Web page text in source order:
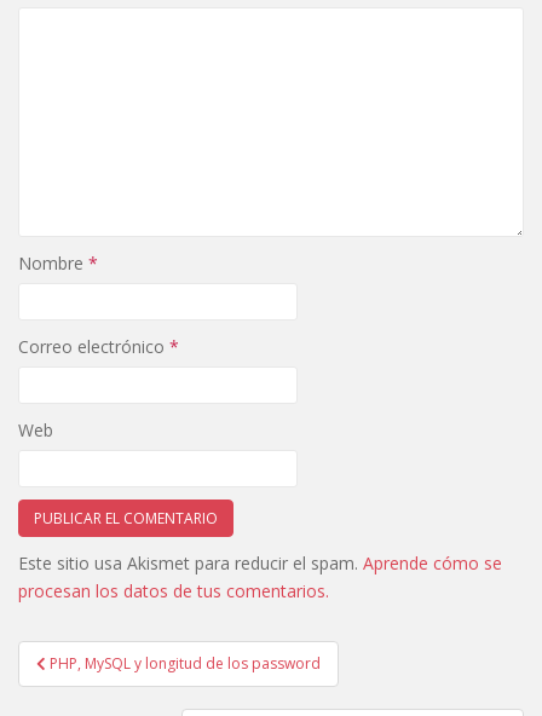
Nombre *
Correo electrónico *
Web
Este sitio usa Akismet para reducir el spam. Aprende cómo se
procesan los datos de tus comentarios.
Navegación
de
PHP, MySQL y longitud de los password